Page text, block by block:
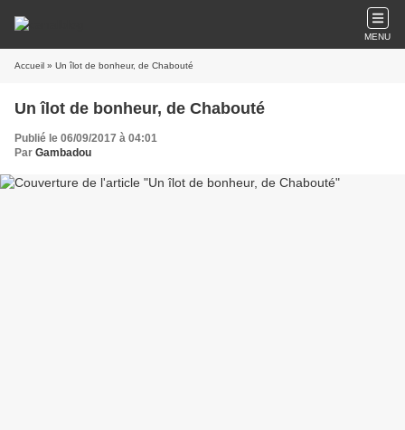
MENU
Accueil » Un îlot de bonheur, de Chabouté
Un îlot de bonheur, de Chabouté
Publié le 06/09/2017 à 04:01
Par Gambadou